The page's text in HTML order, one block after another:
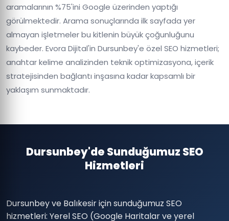
aramalarının %75'ini Google üzerinden yaptığı
görülmektedir. Arama sonuçlarında ilk sayfada yer
almayan işletmeler bu kitlenin büyük çoğunluğunu
kaybeder. Evora Dijital'in Dursunbey'e özel SEO hizmetleri;
anahtar kelime analizinden teknik optimizasyona, içerik
stratejisinden bağlantı inşasına kadar kapsamlı bir
yaklaşım sunmaktadır.
Dursunbey'de Sunduğumuz SEO
Hizmetleri
Dursunbey ve Balıkesir için sunduğumuz SEO
hizmetleri: Yerel SEO (Google Haritalar ve yerel